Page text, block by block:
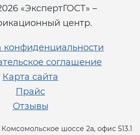
«ЭкспертГОСТ» –
центр.
конфиденциальности
соглашение
Карта сайта
Прайс
Отзывы
шоссе 2а, офис 513.1